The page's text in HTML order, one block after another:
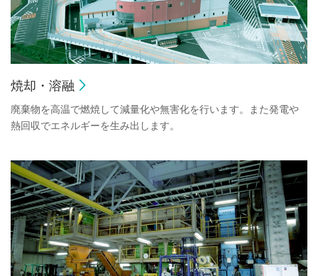
焼却・溶融
廃棄物を高温で燃焼して減量化や無害化を行います。また発電や
熱回収でエネルギーを生み出します。